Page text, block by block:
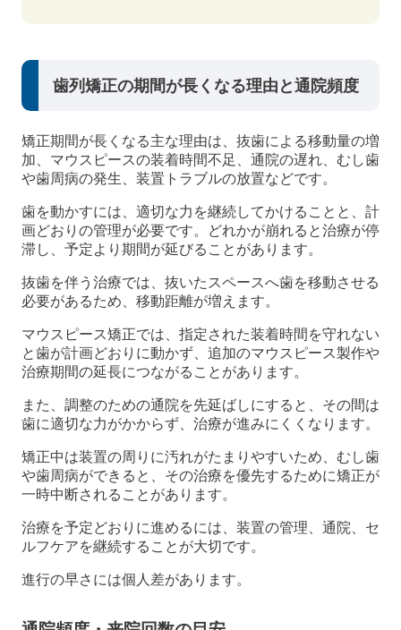
歯列矯正の期間が長くなる理由と通院頻度
矯正期間が長くなる主な理由は、抜歯による移動量の増
加、マウスピースの装着時間不足、通院の遅れ、むし歯
や歯周病の発生、装置トラブルの放置などです。
歯を動かすには、適切な力を継続してかけることと、計
画どおりの管理が必要です。どれかが崩れると治療が停
滞し、予定より期間が延びることがあります。
抜歯を伴う治療では、抜いたスペースへ歯を移動させる
必要があるため、移動距離が増えます。
マウスピース矯正では、指定された装着時間を守れない
と歯が計画どおりに動かず、追加のマウスピース製作や
治療期間の延長につながることがあります。
また、調整のための通院を先延ばしにすると、その間は
歯に適切な力がかからず、治療が進みにくくなります。
矯正中は装置の周りに汚れがたまりやすいため、むし歯
や歯周病ができると、その治療を優先するために矯正が
一時中断されることがあります。
治療を予定どおりに進めるには、装置の管理、通院、セ
ルフケアを継続することが大切です。
進行の早さには個人差があります。